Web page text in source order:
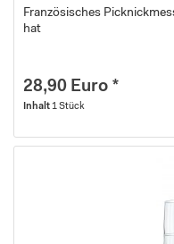
Französisches
hat
28,90 Euro *
Inhalt 1 Stück